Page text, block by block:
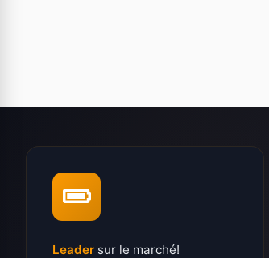
Leader sur le marché!